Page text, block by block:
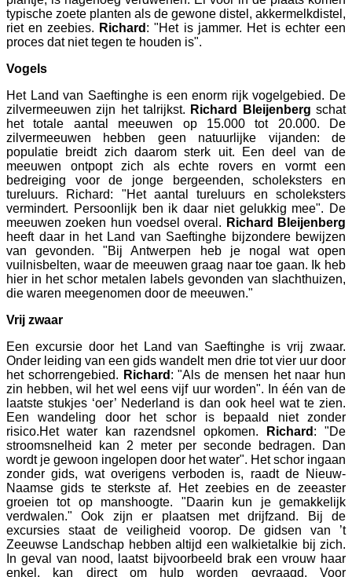
typische zoete planten als de gewone distel, akkermelkdistel,
riet en zeebies. Richard : "Het is jammer. Het is echter een
proces dat niet tegen te houden is".
Vogels
Het Land van Saeftinghe is een enorm rijk vogelgebied. De
zilvermeeuwen zijn het talrijkst. Richard Bleijenberg schat
het totale aantal meeuwen op 15.000 tot 20.000. De
zilvermeeuwen hebben geen natuurlijke vijanden: de
populatie breidt zich daarom sterk uit. Een deel van de
meeuwen ontpopt zich als echte rovers en vormt een
bedreiging voor de jonge bergeenden, scholeksters en
tureluurs. Richard: "Het aantal tureluurs en scholeksters
vermindert. Persoonlijk ben ik daar niet gelukkig mee". De
meeuwen zoeken hun voedsel overal. Richard Bleijenberg
heeft daar in het Land van Saeftinghe bijzondere bewijzen
van gevonden. "Bij Antwerpen heb je nogal wat open
vuilnisbelten, waar de meeuwen graag naar toe gaan. Ik heb
hier in het schor metalen labels gevonden van slachthuizen,
die waren meegenomen door de meeuwen."
Vrij zwaar
Een excursie door het Land van Saeftinghe is vrij zwaar.
Onder leiding van een gids wandelt men drie tot vier uur door
het schorrengebied. Richard : "Als de mensen het naar hun
zin hebben, wil het wel eens vijf uur worden". In één van de
laatste stukjes ‘oer’ Nederland is dan ook heel wat te zien.
Een wandeling door het schor is bepaald niet zonder
risico.Het water kan razendsnel opkomen.
Richard : "De
stroomsnelheid kan 2 meter per seconde bedragen. Dan
wordt je gewoon ingelopen door het water". Het schor ingaan
zonder gids, wat overigens verboden is, raadt de Nieuw-
Naamse gids te sterkste af. Het zeebies en de zeeaster
groeien tot op manshoogte. "Daarin kun je gemakkelijk
verdwalen." Ook zijn er plaatsen met drijfzand. Bij de
excursies staat de veiligheid voorop. De gidsen van ’t
Zeeuwse Landschap hebben altijd een walkietalkie bij zich.
In geval van nood, laatst bijvoorbeeld brak een vrouw haar
enkel, kan direct om hulp worden gevraagd. Voor